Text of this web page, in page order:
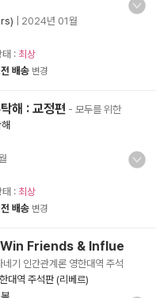
2024년 01월
태 : 최상
배송 변경
해 : 교정편 - 모두를 위한
태 : 최상
배송 변경
Friends & Influe
기 인간관계론 영한대역 주석
대역 주석판 (리베르)